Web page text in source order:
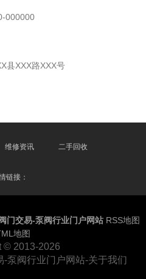
000000
县XXX路XXX号
维修资讯 二手回收
链接：
门交易-泵阀行业门户网站 RSS地图
地图
© 2013-2026
泵阀行业门户网站-关于我们